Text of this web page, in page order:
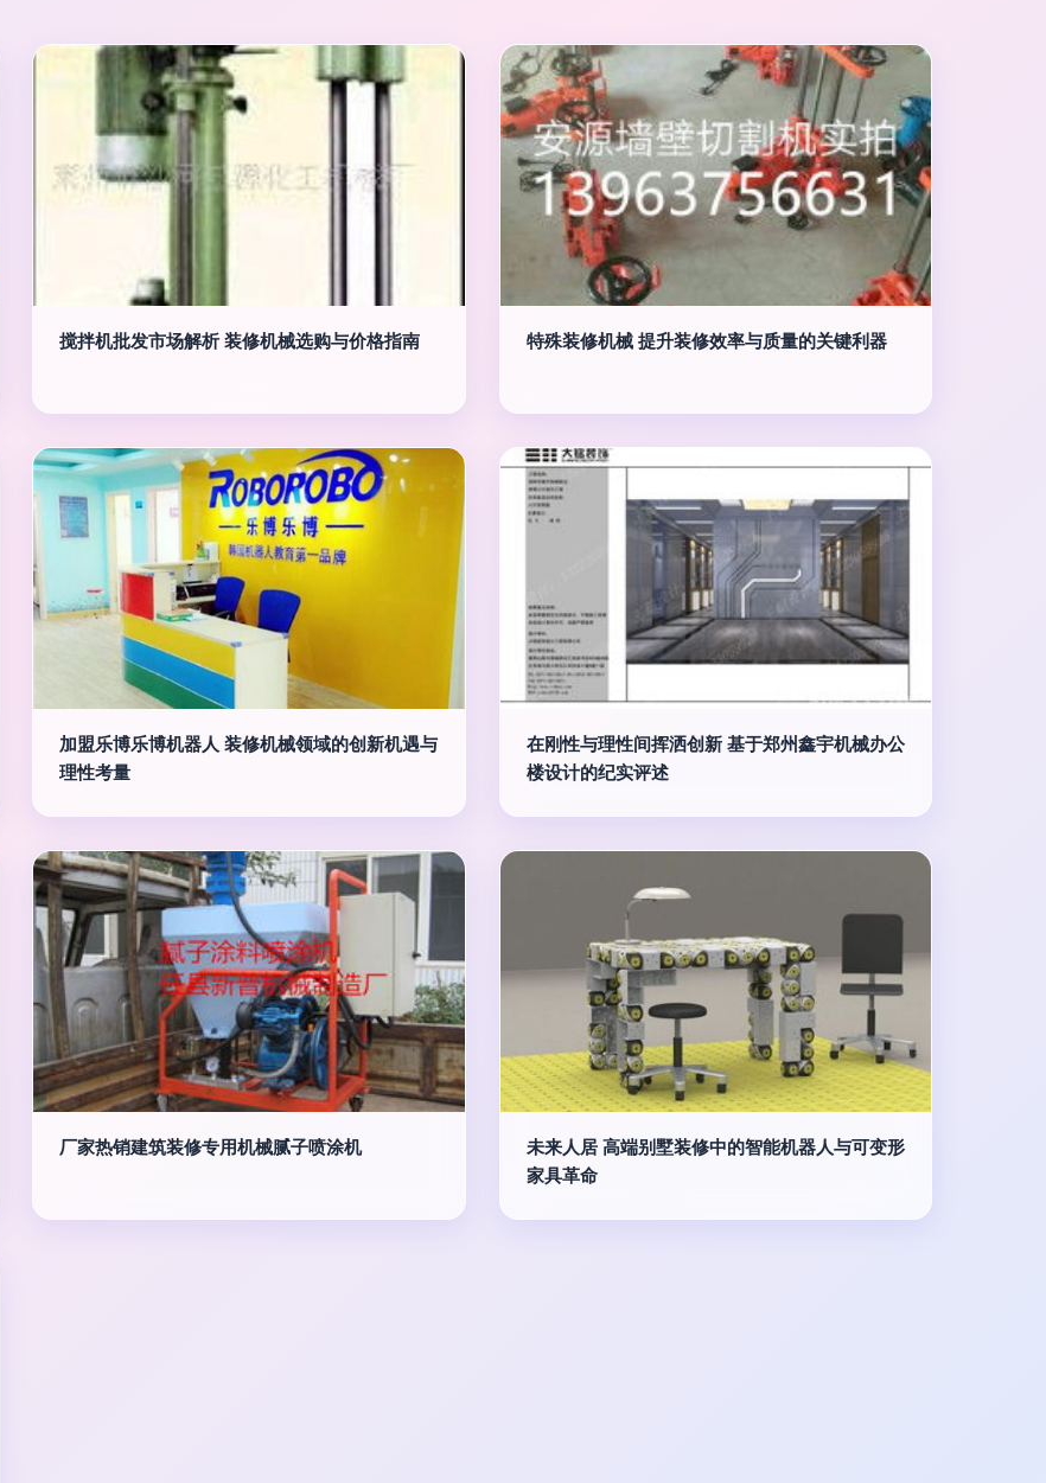
搅拌机批发市场解析 装修机械选购与价格指南 特殊装修机械 提升装修效率与质量的关键利器
加盟乐博乐博机器人 装修机械领域的创新机遇与
理性考量
在刚性与理性间挥洒创新 基于郑州鑫宇机械办公
楼设计的纪实评述
厂家热销建筑装修专用机械腻子喷涂机
未来人居 高端别墅装修中的智能机器人与可变形
家具革命